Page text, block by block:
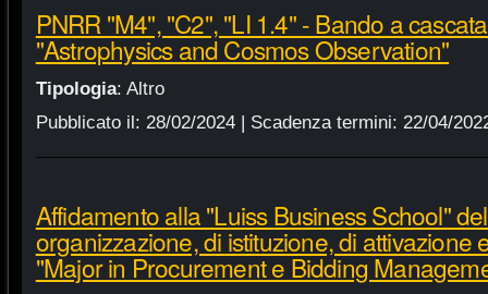
PNRR "M4", "C2", "LI 1.4" - Bando a
"Astrophysics and Cosmos Observation"
Tipologia: Altro
Pubblicato il: 28/02/2024| Scadenza termini: 22/04/
Affidamento alla "Luiss Business School"
organizzazione, di istituzione, di attivazione
"Major in Procurement e Bidding